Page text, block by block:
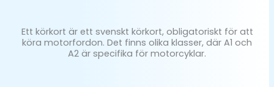
Ett körkort är ett svenskt körkort, obligatoriskt för att
köra motorfordon. Det finns olika klasser, där A1 och
A2 är specifika för motorcyklar.